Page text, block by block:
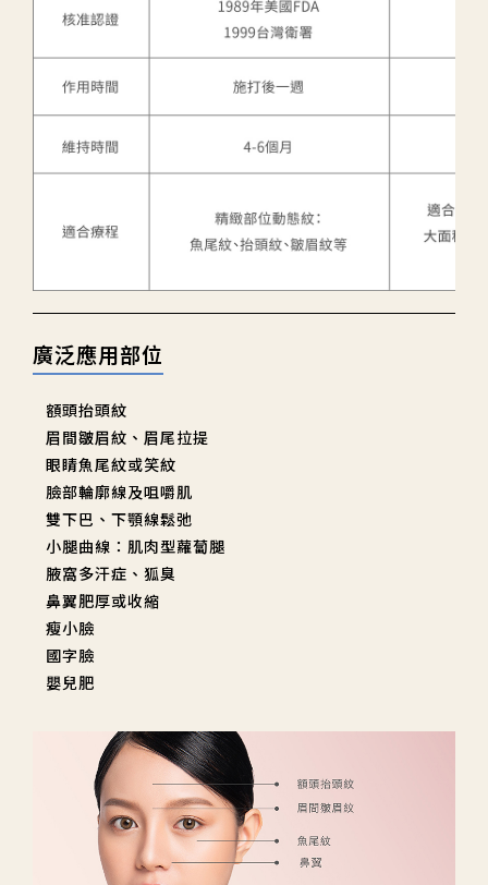
廣泛應用部位
額頭抬頭紋
眉間皺眉紋、眉尾拉提
眼睛魚尾紋或笑紋
臉部輪廓線及咀嚼肌
雙下巴、下顎線鬆弛
小腿曲線：肌肉型蘿蔔腿
腋窩多汗症、狐臭
鼻翼肥厚或收縮
瘦小臉
國字臉
嬰兒肥